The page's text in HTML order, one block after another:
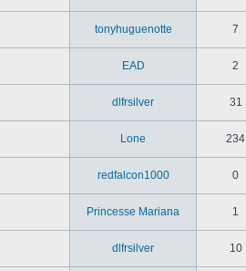
tonyhuguenotte 7
EAD 2
dlfrsilver 31
Lone 234
redfalcon1000 0
Princesse Mariana 1
dlfrsilver 10